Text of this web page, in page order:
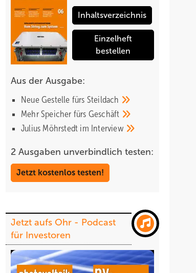
Inhaltsverzeichnis
Einzelheft
bestellen
Aus der Ausgabe:
Neue Gestelle fürs Steildach
Mehr Speicher fürs Geschäft
Julius Möhrstedt im Interview
2 Ausgaben unverbindlich testen:
Jetzt kostenlos testen!
Jetzt aufs Ohr - Podcast
für Investoren